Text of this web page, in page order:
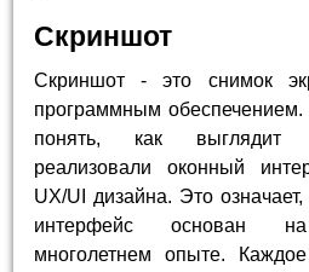
Скриншот
Скриншот - это снимок
программным
понять, как выглядит
реализовали оконный
UX/UI дизайна. Это означает,
интерфейс основан на
многолетнем опыте.